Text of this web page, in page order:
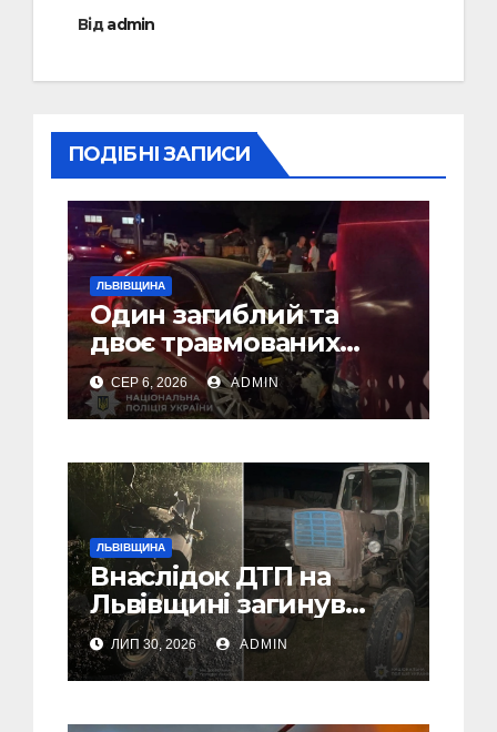
Відadmin
ПОДІБНІ ЗАПИСИ
ЛЬВІВЩИНА
Один загиблий та
двоє травмованих
внаслідок ДТП на
Самбірщині
СЕР 6, 2026 ADMIN
ЛЬВІВЩИНА
Внаслідок ДТП на
Львівщині загинув
малолітній водій
скутера, а
неповнолітній
ЛИП 30, 2026 ADMIN